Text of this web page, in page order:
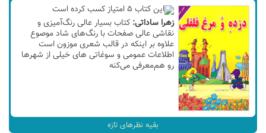
زهرا ساداتی: کتاب بسیار عالی رنگ‌آمیزی و
نقاشی عالی صفحات با رنگ‌های شاد موصوع
علاوه بر اینکه در قالب شعری موزون است
اطلاعات عمومی و سوغاتی های خیلی از شهرها
رو هم‌معرفی می‌کنه
بقیه نظر‌های تازه